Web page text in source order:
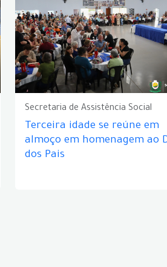
Secretaria de Assistência Social
Terceira idade se reúne em
almoço em homenagem ao
dos Pais